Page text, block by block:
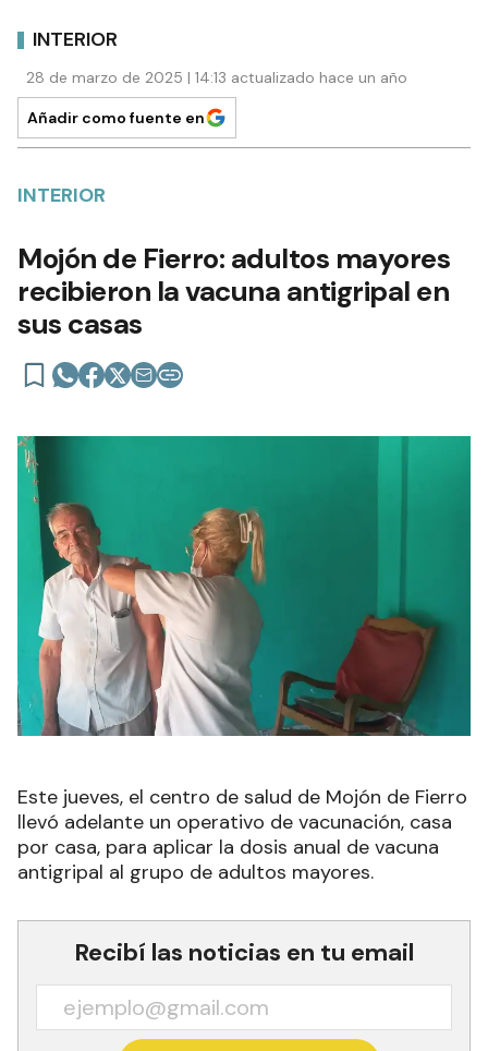
INTERIOR
28 de marzo de 2025 | 14:13 actualizado hace un año
Añadir como fuente en
INTERIOR
Mojón de Fierro: adultos mayores
recibieron la vacuna antigripal en
sus casas
Este jueves, el centro de salud de Mojón de Fierro
llevó adelante un operativo de vacunación, casa
por casa, para aplicar la dosis anual de vacuna
antigripal al grupo de adultos mayores.
Recibí las noticias en tu email